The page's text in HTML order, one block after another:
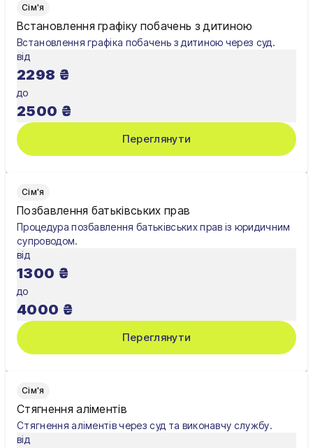
Сім'я
Встановлення графіку побачень з дитиною
Встановлення графіка побачень з дитиною через суд.
від
2298 ₴
до
2500 ₴
Переглянути
Сім'я
Позбавлення батьківських прав
Процедура позбавлення батьківських прав із юридичним
супроводом.
від
1300 ₴
до
4000 ₴
Переглянути
Сім'я
Стягнення аліментів
Стягнення аліментів через суд та виконавчу службу.
від